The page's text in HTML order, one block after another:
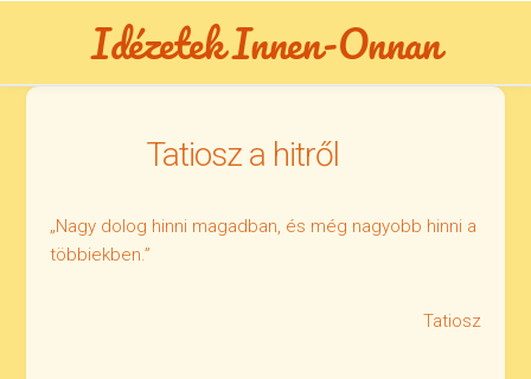
Idézetek Innen-Onnan
Tatiosz a hitről
„Nagy dolog hinni magadban, és még nagyobb hinni a
többiekben.”
Tatiosz